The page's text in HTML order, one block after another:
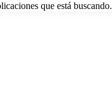
que está buscando.